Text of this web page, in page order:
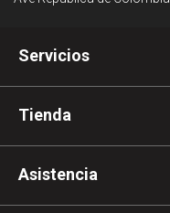
Servicios
Tienda
Asistencia